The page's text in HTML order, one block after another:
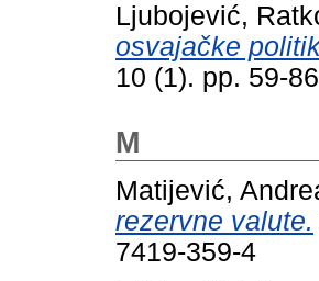
Ljubojević,
osvajačke
10 (1). pp. 59-
M
Matijević,
rezervne valute.
7419-359-4